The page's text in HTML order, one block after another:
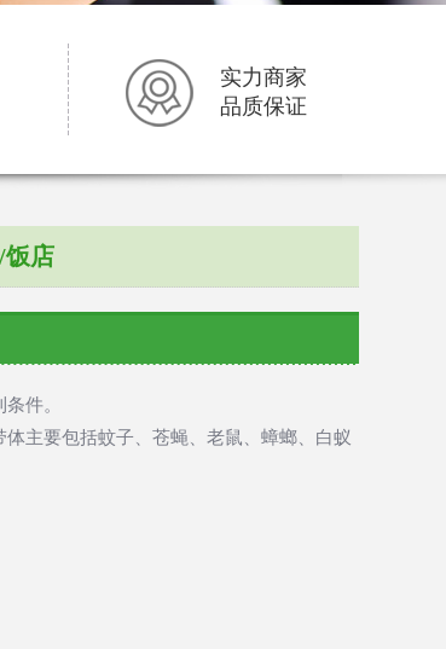
实力商家
品质保证
饭店
件。
主要包括蚊子、苍蝇、老鼠、蟑螂、白蚁